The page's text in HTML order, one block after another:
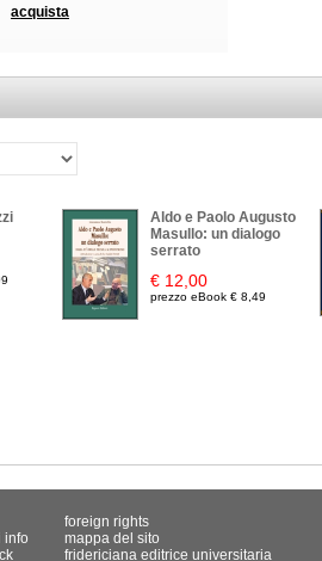
acquista
Aldo e Paolo Augusto
Masullo: un dialogo
serrato
€ 12,00
prezzo eBook € 8,49
info
foreign rights
mappa del sito
fridericiana editrice universitaria